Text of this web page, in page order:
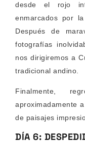
desde el rojo
enmarcados por
Después de
fotografías
nos dirigiremos a
tradicional andino.
Finalmente,
aproximadamente
de paisajes
DÍA 6: